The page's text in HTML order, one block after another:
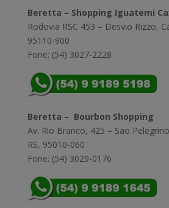
Beretta – Shopping Iguatemi
Rodovia RSC 453 – Desvio Rizzo,
95110-900
Fone: (54) 3027-2228
Beretta – Bourbon Shopping
Av. Rio Branco, 425 – São
RS, 95010-060
Fone: (54) 3029-0176